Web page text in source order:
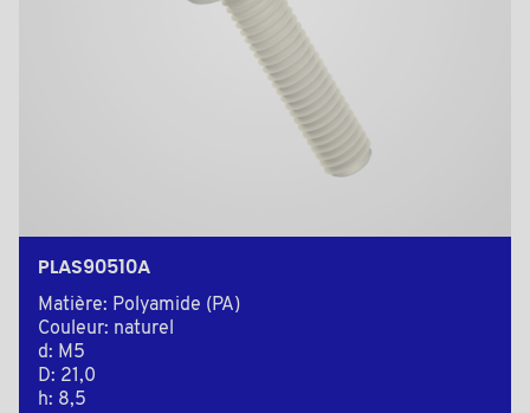
PLAS90510A
Matière: Polyamide (PA)
Couleur: naturel
d: M5
D: 21,0
h: 8,5